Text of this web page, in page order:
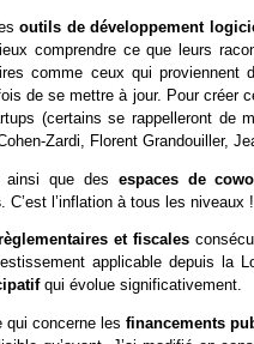
outils de développement
comprendre ce que leurs
comme ceux qui
de se mettre à jour. Pour créer
(certains se rappelleront de
Zardi, Florent Grandouiller,
ainsi que des espaces de
. C’est l’inflation à tous les niveaux !
et fiscales
applicable depuis la
qui évolue significativement.
qui concerne lesfinancements